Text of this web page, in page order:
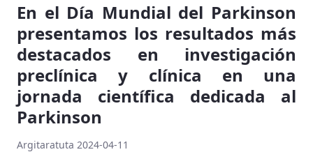
En el Día Mundial del Parkinson
presentamos los resultados más
destacados en investigación
preclínica y clínica en una
jornada científica dedicada al
Parkinson
Argitaratuta 2024-04-11